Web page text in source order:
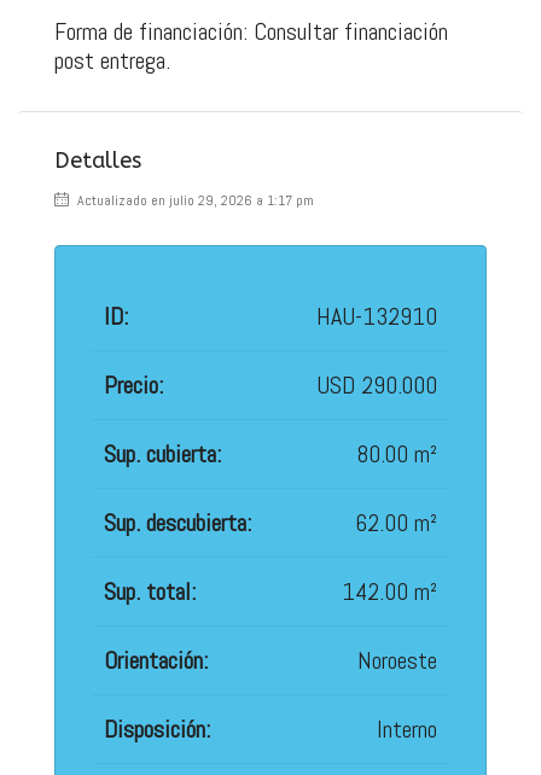
Forma de financiación: Consultar financiación
post entrega.
Detalles
Actualizado en julio 29, 2026 a 1:17 pm
ID: HAU-132910
Precio: USD 290.000
Sup. cubierta: 80.00 m²
Sup. descubierta: 62.00 m²
Sup. total: 142.00 m²
Orientación: Noroeste
Disposición: Interno